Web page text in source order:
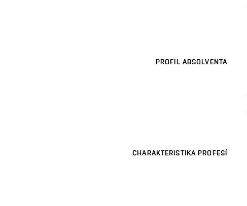
PROFIL ABSOLVENTA
CHARAKTERISTIKA PROFESÍ